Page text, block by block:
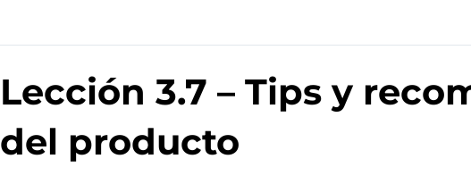
Lección 3.7 – Tips y
del producto